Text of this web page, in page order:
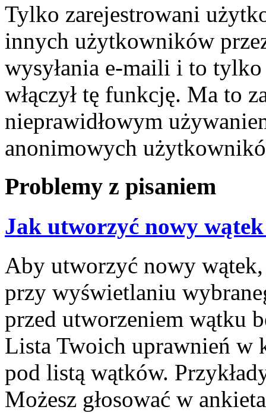
Tylko zarejestrowani
innych użytkowników
wysyłania e-maili i to
włączył tę funkcję. Ma to
nieprawidłowym
anonimowych
Problemy z pisaniem
Jak utworzyć nowy
Aby utworzyć nowy
przy wyświetlaniu
przed utworzeniem wątku
Lista Twoich uprawnień w
pod listą wątków.
Możesz głosować w